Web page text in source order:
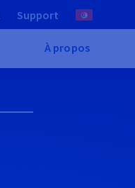
Support
À propos